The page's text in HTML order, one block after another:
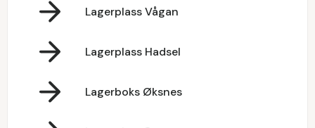
Lagerplass Vågan
Lagerplass Hadsel
Lagerboks Øksnes